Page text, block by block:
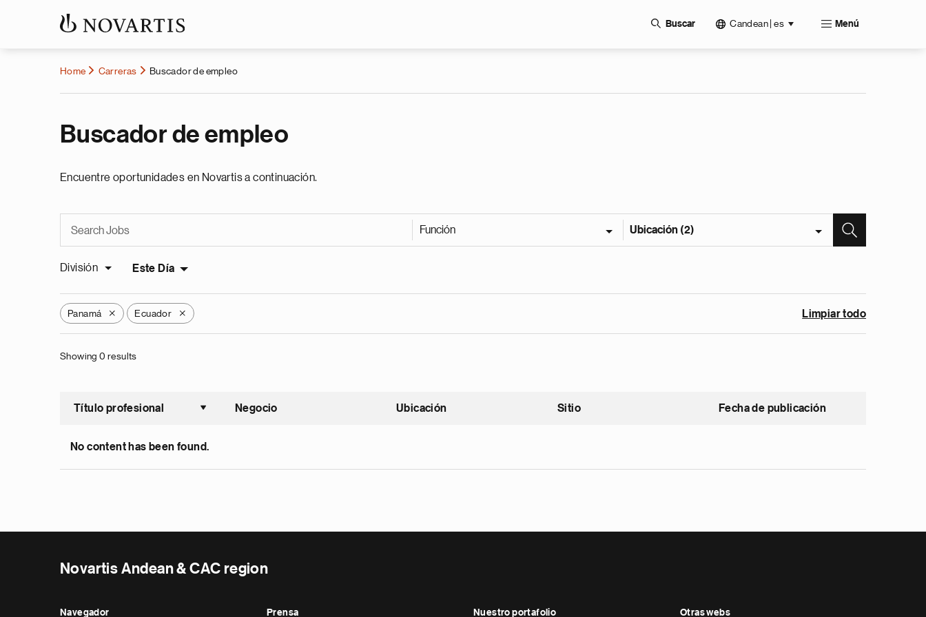
Buscar Candean | es Menú
Home Carreras Buscador de empleo
Buscador de empleo
Encuentre oportunidades en Novartis a continuación.
Función Ubicación (2)
División Este Día
Panamá X Ecuador X Limpiar todo
Showing 0 results
Título profesional
Ordenar ascendente
Negocio Ubicación Sitio Fecha de publicación
No content has been found.
Novartis Andean & CAC region
Navegador Prensa Nuestro portafolio Otras webs